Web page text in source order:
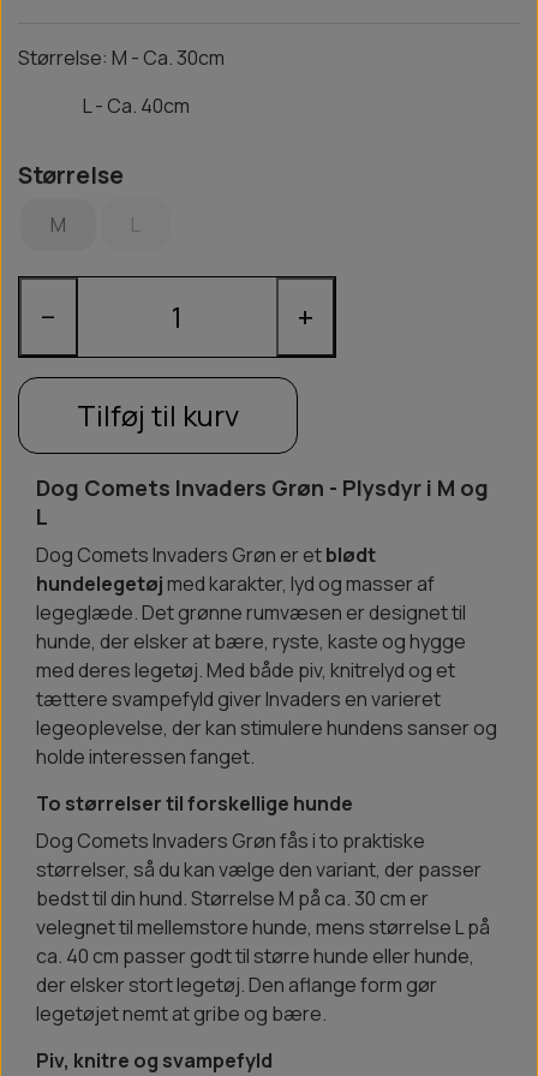
Størrelse: M - Ca. 30cm
L - Ca. 40cm
Størrelse
M L
− +
Tilføj til kurv
Dog Comets Invaders Grøn - Plysdyr i M og
L
Dog Comets Invaders Grøn er etblødt
hundelegetøj med karakter, lyd og masser af
legeglæde. Det grønne rumvæsen er designet til
hunde, der elsker at bære, ryste, kaste og hygge
med deres legetøj. Med både piv, knitrelyd og et
tættere svampefyld giver Invaders en varieret
legeoplevelse, der kan stimulere hundens sanser og
holde interessen fanget.
To størrelser til forskellige hunde
Dog Comets Invaders Grøn fås i to praktiske
størrelser, så du kan vælge den variant, der passer
bedst til din hund. Størrelse M på ca. 30 cm er
velegnet til mellemstore hunde, mens størrelse L på
ca. 40 cm passer godt til større hunde eller hunde,
der elsker stort legetøj. Den aflange form gør
legetøjet nemt at gribe og bære.
Piv, knitre og svampefyld